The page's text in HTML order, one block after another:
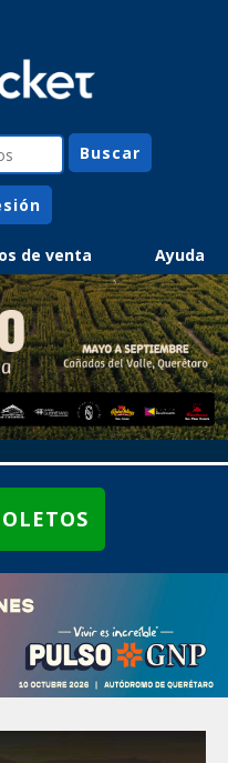
de venta Ayuda